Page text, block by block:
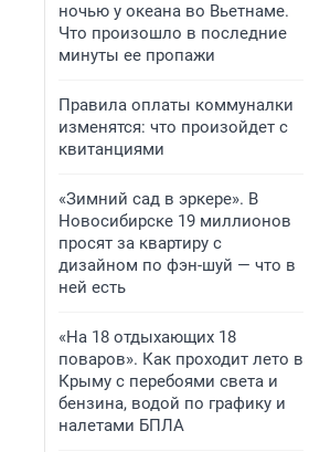
ночью у океана во Вьетнаме.
Что произошло в последние
минуты ее пропажи
Правила оплаты коммуналки
изменятся: что произойдет с
квитанциями
«Зимний сад в эркере». В
Новосибирске 19 миллионов
просят за квартиру с
дизайном по фэн-шуй — что в
ней есть
«На 18 отдыхающих 18
поваров». Как проходит лето в
Крыму с перебоями света и
бензина, водой по графику и
налетами БПЛА